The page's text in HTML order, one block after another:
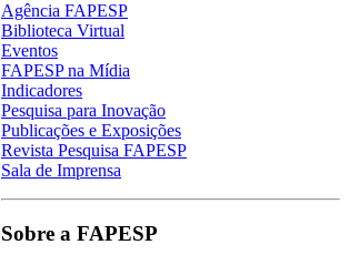
Agência FAPESP
Biblioteca Virtual
Eventos
FAPESP na Mídia
Indicadores
Pesquisa para Inovação
Publicações e Exposições
Revista Pesquisa FAPESP
Sala de Imprensa
Sobre a FAPESP